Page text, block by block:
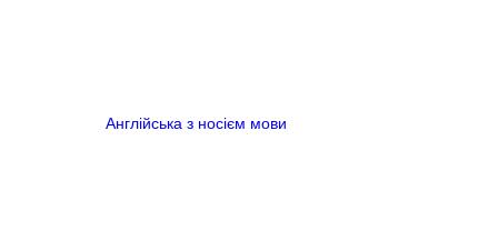
Англійська з носієм мови